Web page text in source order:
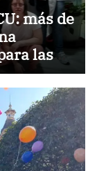
más de
las
Down